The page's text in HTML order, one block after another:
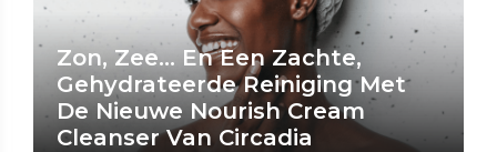
Zon, Zee… En Een Zachte,
Gehydrateerde Reiniging Met
De Nieuwe Nourish Cream
Cleanser Van Circadia